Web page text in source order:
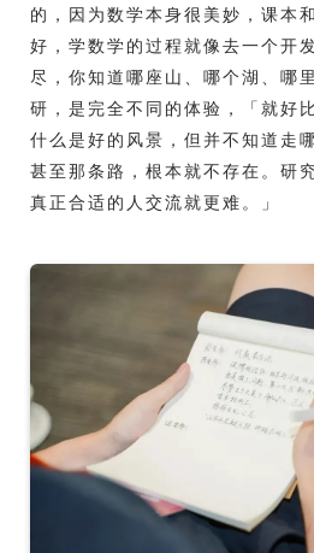
的，因为数学本身很美妙，课本
好，学数学的过程就像去一个开
尽，你知道哪座山、哪个湖、哪
研，是完全不同的体验，「就好
什么是好的风景，但并不知道走
甚至那条路，根本就不存在。研
真正合适的人交流就更难。」